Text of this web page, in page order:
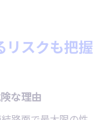
リスクも把握
な理由